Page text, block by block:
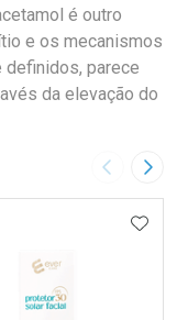
é outro
e os mecanismos
definidos, parece
da elevação do
Imagem
FAVORITOS